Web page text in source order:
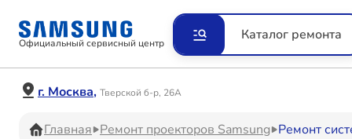
Официальный сервисный центр
Каталог ремонта
г. Москва, Тверской б-р, 26А
Главная Ремонт проекторов Samsung Ремонт
Ремонт Видеокамер
Ремонт Наушников